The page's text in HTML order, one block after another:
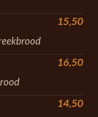
15,50
16,50
14,50